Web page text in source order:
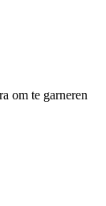
om te garneren